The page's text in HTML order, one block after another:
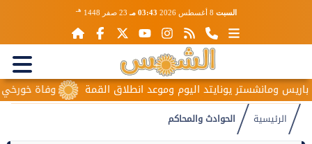
السبت 03:43 مـ 23 صفر 1448 هـ
وفاة خورخي ومانشستر يونايتد اليوم وموعد انطلاق القمة
الرئيسية الحوادث والمحاكم